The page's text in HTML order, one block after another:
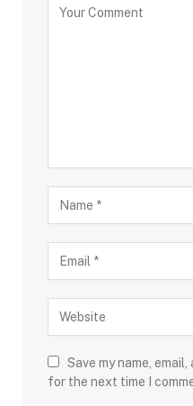
Save my name,
for the next time I